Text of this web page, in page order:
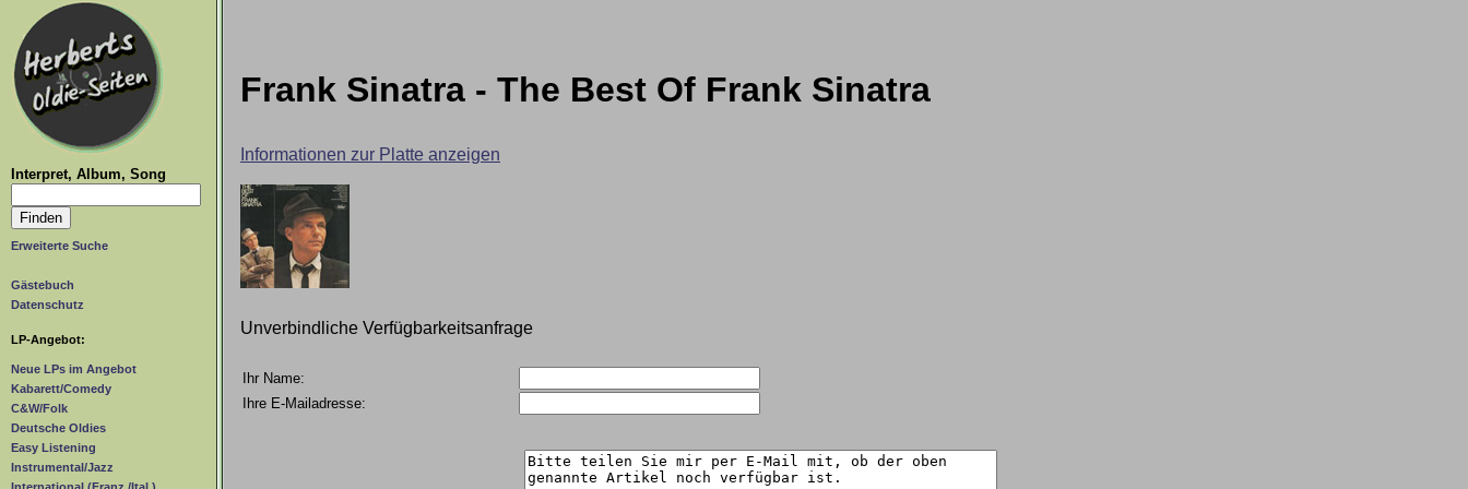
Interpret, Album, Song
Erweiterte Suche
Gästebuch
Datenschutz
LP-Angebot:
Neue LPs im Angebot
Kabarett/Comedy
C&W/Folk
Deutsche Oldies
Easy Listening
Instrumental/Jazz
Frank Sinatra - The Best Of Frank Sinatra
Informationen zur Platte anzeigen
Unverbindliche Verfügbarkeitsanfrage
Ihr Name:
Ihre E-Mailadresse: